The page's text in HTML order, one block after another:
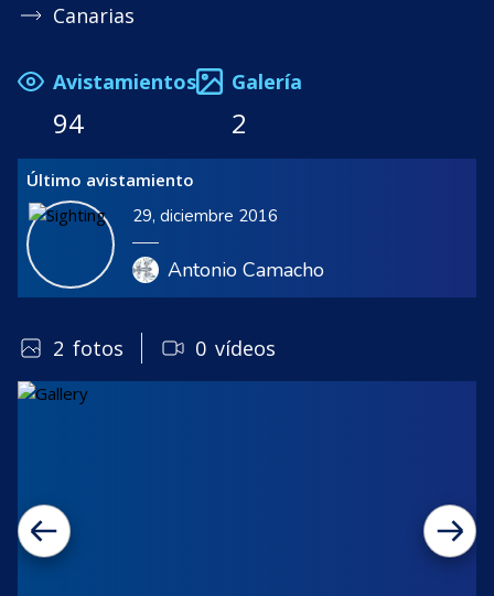
Canarias
Avistamientos
94
Galería
2
Último avistamiento
29, diciembre 2016
Antonio Camacho
2 fotos 0 vídeos